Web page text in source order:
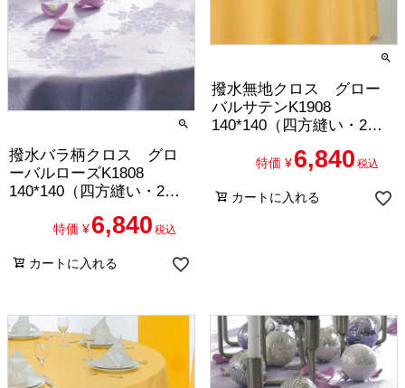
撥水バラ柄クロス グロ
ーバルローズK1808
140*140（四方縫い・2枚
特価 ¥ 6,840 税込
カートに入れる
撥水無地クロス グロー
バルサテンK1908
140*140（四方縫い・2枚
特価 ¥ 6,840 税込
カートに入れる